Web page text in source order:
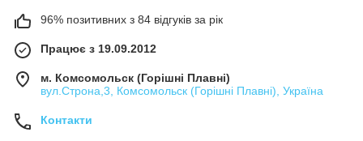
96% позитивних з 84 відгуків за рік
Працює з 19.09.2012
м. Комсомольск (Горішні Плавні)
вул.Строна,3, Комсомольск (Горішні Плавні), Україна
Контакти